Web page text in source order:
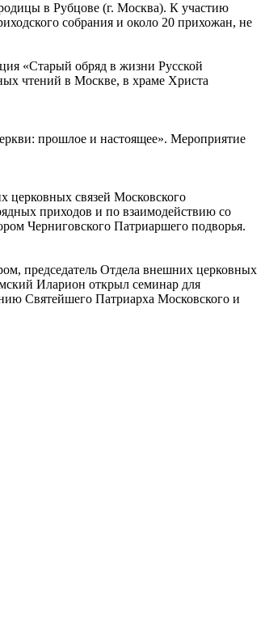
в Рубцове (г. Москва). К участию
собрания и около 20 прихожан, не
«Старый обряд в жизни Русской
чтений в Москве, в храме Христа
прошлое и настоящее». Мероприятие
церковных связей Московского
приходов и по взаимодействию со
Черниговского Патриаршего подворья.
председатель Отдела внешних церковных
Иларион открыл семинар для
Святейшего Патриарха Московского и